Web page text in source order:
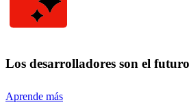
Los desarrolladores son el
Aprende más